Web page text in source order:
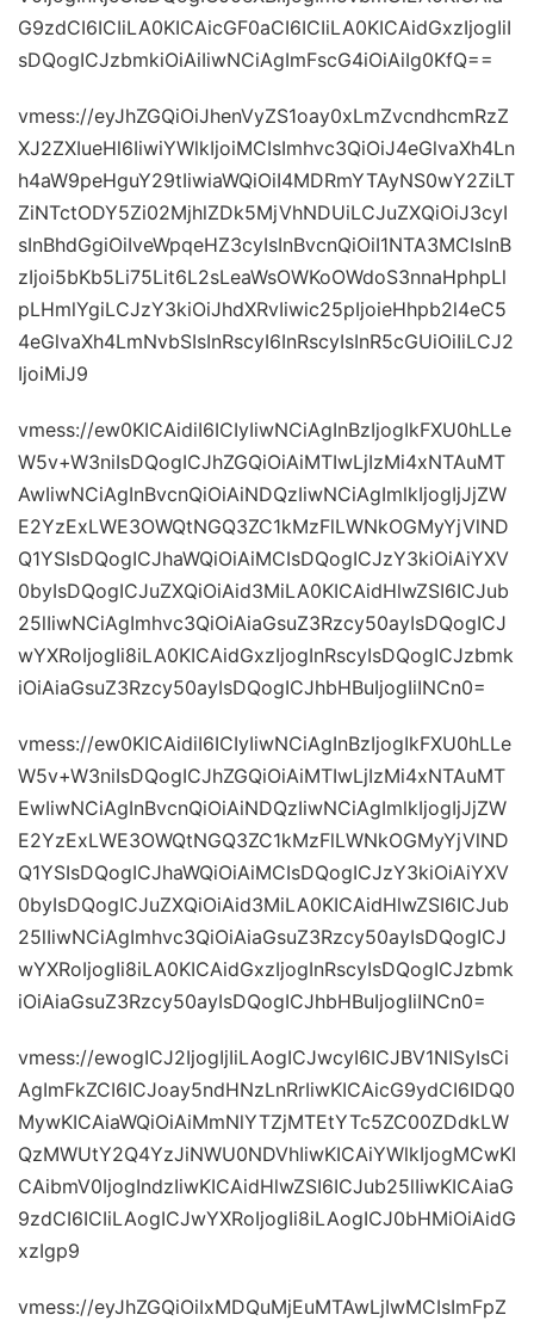
G9zdCI6ICIiLA0KICAicGF0aCI6ICIiLA0KICAidGxzIjogIiI
sDQogICJzbmkiOiAiIiwNCiAgImFscG4iOiAiIg0KfQ==
vmess://eyJhZGQiOiJhenVyZS1oay0xLmZvcndhcmRzZ
XJ2ZXIueHl6IiwiYWlkIjoiMCIsImhvc3QiOiJ4eGlvaXh4Ln
h4aW9peHguY29tIiwiaWQiOiI4MDRmYTAyNS0wY2ZiLT
ZiNTctODY5Zi02MjhlZDk5MjVhNDUiLCJuZXQiOiJ3cyI
sInBhdGgiOiIveWpqeHZ3cyIsInBvcnQiOiI1NTA3MCIsInB
zIjoi5bKb5Li75Lit6L2sLeaWsOWKoOWdoS3nnaHphpLl
pLHmlYgiLCJzY3kiOiJhdXRvIiwic25pIjoieHhpb2l4eC5
4eGlvaXh4LmNvbSIsInRscyI6InRscyIsInR5cGUiOiIiLCJ2
IjoiMiJ9
vmess://ew0KICAidiI6ICIyIiwNCiAgInBzIjogIkFXU0hLLe
W5v+W3niIsDQogICJhZGQiOiAiMTIwLjIzMi4xNTAuMT
AwIiwNCiAgInBvcnQiOiAiNDQzIiwNCiAgImlkIjogIjJjZW
E2YzExLWE3OWQtNGQ3ZC1kMzFlLWNkOGMyYjVlND
Q1YSIsDQogICJhaWQiOiAiMCIsDQogICJzY3kiOiAiYXV
0byIsDQogICJuZXQiOiAid3MiLA0KICAidHlwZSI6ICJub
25lIiwNCiAgImhvc3QiOiAiaGsuZ3Rzcy50ayIsDQogICJ
wYXRoIjogIi8iLA0KICAidGxzIjogInRscyIsDQogICJzbmk
iOiAiaGsuZ3Rzcy50ayIsDQogICJhbHBuIjogIiINCn0=
vmess://ew0KICAidiI6ICIyIiwNCiAgInBzIjogIkFXU0hLLe
W5v+W3niIsDQogICJhZGQiOiAiMTIwLjIzMi4xNTAuMT
EwIiwNCiAgInBvcnQiOiAiNDQzIiwNCiAgImlkIjogIjJjZW
E2YzExLWE3OWQtNGQ3ZC1kMzFlLWNkOGMyYjVlND
Q1YSIsDQogICJhaWQiOiAiMCIsDQogICJzY3kiOiAiYXV
0byIsDQogICJuZXQiOiAid3MiLA0KICAidHlwZSI6ICJub
25lIiwNCiAgImhvc3QiOiAiaGsuZ3Rzcy50ayIsDQogICJ
wYXRoIjogIi8iLA0KICAidGxzIjogInRscyIsDQogICJzbmk
iOiAiaGsuZ3Rzcy50ayIsDQogICJhbHBuIjogIiINCn0=
vmess://ewogICJ2IjogIjIiLAogICJwcyI6ICJBV1NISyIsCi
AgImFkZCI6ICJoay5ndHNzLnRrIiwKICAicG9ydCI6IDQ0
MywKICAiaWQiOiAiMmNlYTZjMTEtYTc5ZC00ZDdkLW
QzMWUtY2Q4YzJiNWU0NDVhIiwKICAiYWlkIjogMCwKI
CAibmV0IjogIndzIiwKICAidHlwZSI6ICJub25lIiwKICAiaG
9zdCI6ICIiLAogICJwYXRoIjogIi8iLAogICJ0bHMiOiAidG
xzIgp9
vmess://eyJhZGQiOiIxMDQuMjEuMTAwLjIwMCIsImFpZ